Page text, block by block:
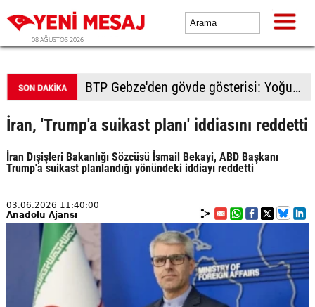
08 AĞUSTOS 2026
BTP Kocaeli'den Darıca çıkarması: Esnaf ve derneklerden yoğun ilgi
İran, 'Trump'a suikast planı' iddiasını reddetti
İran Dışişleri Bakanlığı Sözcüsü İsmail Bekayi, ABD Başkanı
Trump'a suikast planlandığı yönündeki iddiayı reddetti
03.06.2026 11:40:00
Anadolu Ajansı